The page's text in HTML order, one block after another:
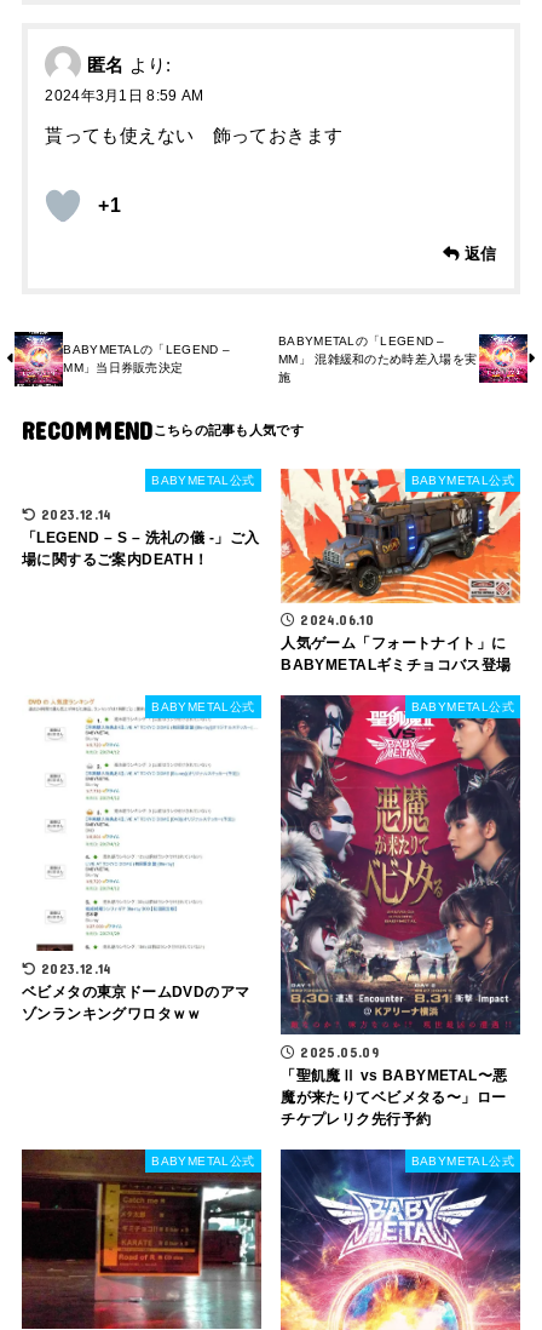
匿名 より:
2024年3月1日 8:59 AM
貰っても使えない 飾っておきます
+1
返信
BABYMETALの「LEGEND –
MM」当日券販売決定
BABYMETALの「LEGEND –
MM」 混雑緩和のため時差入場を実
施
RECOMMEND
BABYMETAL公式
2023.12.14
「LEGEND – S – 洗礼の儀 -」ご入
場に関するご案内DEATH！
BABYMETAL公式
2024.06.10
人気ゲーム「フォートナイト」に
BABYMETALギミチョコバス登場
BABYMETAL公式
2023.12.14
ベビメタの東京ドームDVDのアマ
ゾンランキングワロタｗｗ
BABYMETAL公式
2025.05.09
「聖飢魔Ⅱ vs BABYMETAL〜悪
魔が来たりてベビメタる〜」ロー
チケプレリク先行予約
BABYMETAL公式 BABYMETAL公式